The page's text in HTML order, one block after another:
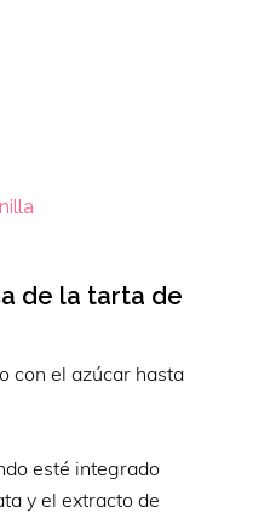
de la tarta de
con el azúcar hasta
esté integrado
y el extracto de